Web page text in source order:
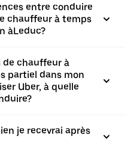
entre conduire
chauffeur à temps
àLeduc?
de chauffeur à
partiel dans mon
Uber, à quelle
je recevrai après